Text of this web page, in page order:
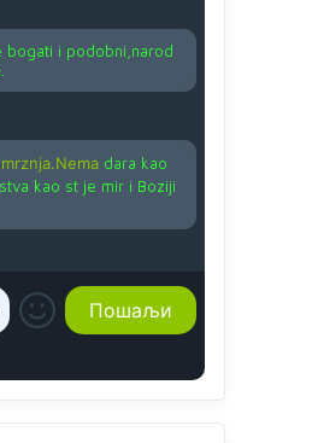
bogati i podobni,narod
mrznja.Nemadara kao
kao st je mir i Boziji